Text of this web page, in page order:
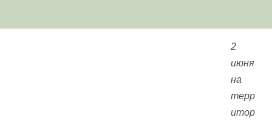
2
июня
на
терр
итор